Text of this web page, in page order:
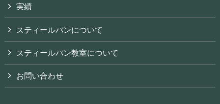
実績
スティールパンについて
スティールパン教室について
お問い合わせ